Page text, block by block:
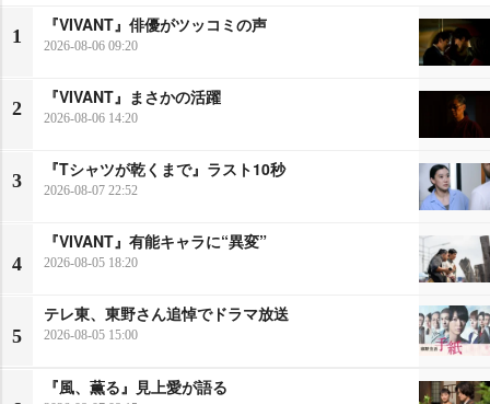
1
『VIVANT』俳優がツッコミの声
2026-08-06 09:20
2
『VIVANT』まさかの活躍
2026-08-06 14:20
3
『Tシャツが乾くまで』ラスト10秒
2026-08-07 22:52
4
『VIVANT』有能キャラに“異変”
2026-08-05 18:20
5
テレ東、東野さん追悼でドラマ放送
2026-08-05 15:00
『風、薫る』見上愛が語る